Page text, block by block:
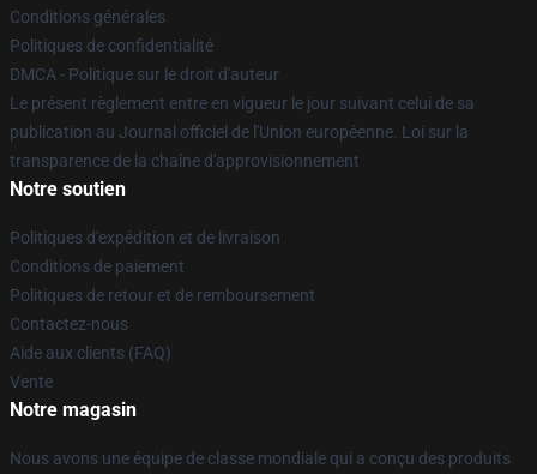
Conditions générales
Politiques de confidentialité
DMCA - Politique sur le droit d'auteur
Le présent règlement entre en vigueur le jour suivant celui de sa
publication au Journal officiel de l'Union européenne. Loi sur la
transparence de la chaîne d'approvisionnement
Notre soutien
Politiques d'expédition et de livraison
Conditions de paiement
Politiques de retour et de remboursement
Contactez-nous
Aide aux clients (FAQ)
Vente
Notre magasin
Nous avons une équipe de classe mondiale qui a conçu des produits